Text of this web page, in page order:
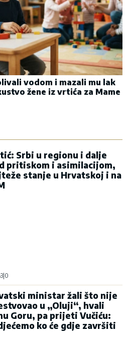
vodom i mazali mu lak
žene iz vrtića za Mame
Srbi u regionu i dalje
pritiskom i asimilacijom,
stanje u Hrvatskoj i na
|0
ministar žali što nije
u „Oluji“, hvali
Goru, pa prijeti Vučiću:
ko će gdje završiti